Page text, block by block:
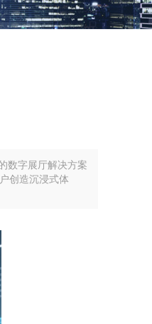
数字展厅解决方案
创造沉浸式体